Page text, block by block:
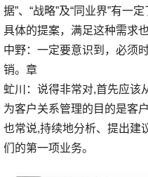
据”、“战略”及“同业界”有一
具体的提案，满足这种需求
中野：一定要意识到，必须
销。章
虻川：说得非常对,首先应该
为客户关系管理的目的是客
也常说,持续地分析、提出建
们的第一项业务。